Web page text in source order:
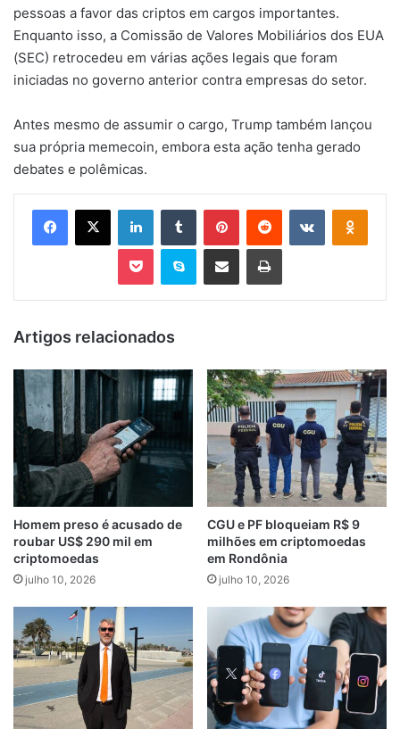
pessoas a favor das criptos em cargos importantes.
Enquanto isso, a Comissão de Valores Mobiliários dos EUA
(SEC) retrocedeu em várias ações legais que foram
iniciadas no governo anterior contra empresas do setor.
Antes mesmo de assumir o cargo, Trump também lançou
sua própria memecoin, embora esta ação tenha gerado
debates e polêmicas.
Facebook
X LinkedinTumblr PinterestReddit VK OK
Pocket Skype Compartilhar via e-mail Imprimir
Artigos relacionados
Homem preso é acusado de
roubar US$ 290 mil em
criptomoedas
julho 10, 2026
CGU e PF bloqueiam R$ 9
milhões em criptomoedas
em Rondônia
julho 10, 2026